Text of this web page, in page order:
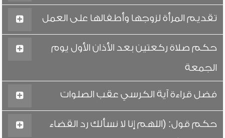
تقديم المرأة لزوجها وأطفالها على العمل
حكم صلاة ركعتين بعد الأذان الأول يوم
الجمعة
فضل قراءة آية الكرسي عقب الصلوات
حكم قول: (اللهم إنا لا نسألك رد القضاء